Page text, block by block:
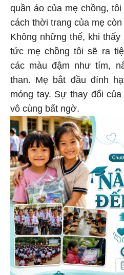
quần áo của mẹ chồng,
cách thời trang của mẹ
Không những thế, khi
tức mẹ chồng tôi sẽ ra
các màu đậm như tím,
than. Mẹ bắt đầu đính
móng tay. Sự thay đổi
vô cùng bất ngờ.